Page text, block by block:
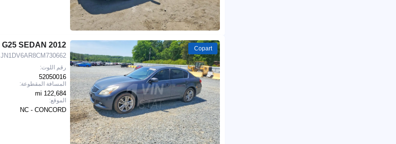
Copart
2012 INFINITI G25 SEDAN
JN1DV6AR8CM730662
رقم اللوت:
52050016
المسافة المقطوعة:
122,684 mi
الموقع:
NC - CONCORD